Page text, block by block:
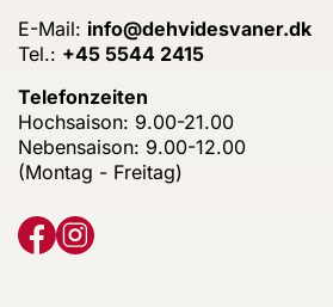
E-Mail: info@dehvidesvaner.dk
Tel.: +45 5544 2415
Telefonzeiten
Hochsaison: 9.00-21.00
Nebensaison: 9.00-12.00
(Montag - Freitag)